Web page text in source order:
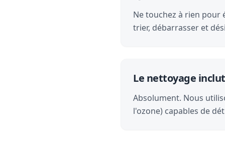
Ne touchez à rien pour
trier, débarrasser et
Le nettoyage
Absolument. Nous
l'ozone) capables de